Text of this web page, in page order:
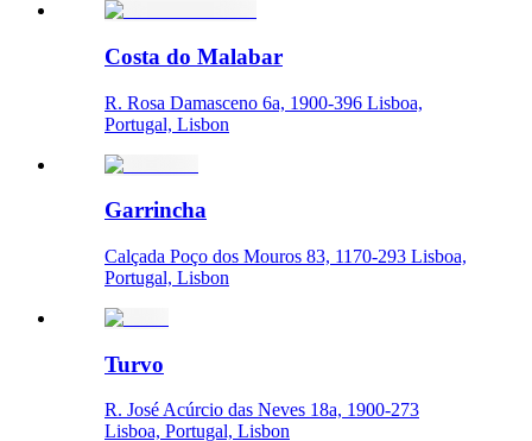
Costa do Malabar
R. Rosa Damasceno 6a, 1900-396 Lisboa,
Portugal, Lisbon
Garrincha
Calçada Poço dos Mouros 83, 1170-293 Lisboa,
Portugal, Lisbon
Turvo
R. José Acúrcio das Neves 18a, 1900-273
Lisboa, Portugal, Lisbon